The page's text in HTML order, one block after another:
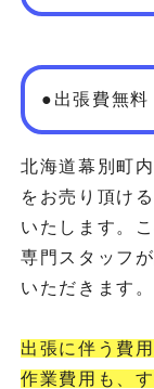
●出張費無料
北海道幕別町
をお売り頂け
いたします。
専門スタッフ
いただきます。
出張に伴う費
作業費用も、